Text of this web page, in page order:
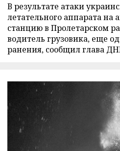
В результате атаки
летательного аппарата на
станцию в Пролетарском
водитель грузовика, еще
ранения, сообщил глава